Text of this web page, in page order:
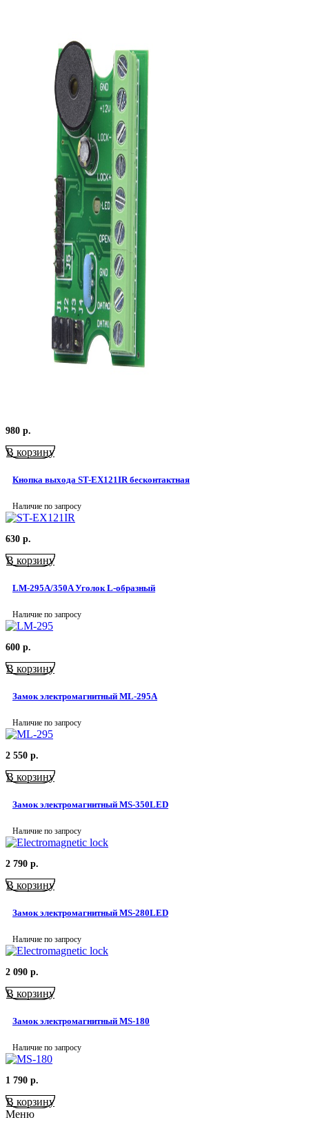
980 р.
В корзину
Кнопка выхода ST-EX121IR бесконтактная
Наличие по запросу
630 р.
В корзину
LM-295A/350A Уголок L-образный
Наличие по запросу
600 р.
В корзину
Замок электромагнитный ML-295A
Наличие по запросу
2 550 р.
В корзину
Замок электромагнитный MS-350LED
Наличие по запросу
2 790 р.
В корзину
Замок электромагнитный MS-280LED
Наличие по запросу
2 090 р.
В корзину
Замок электромагнитный MS-180
Наличие по запросу
1 790 р.
В корзину
Меню